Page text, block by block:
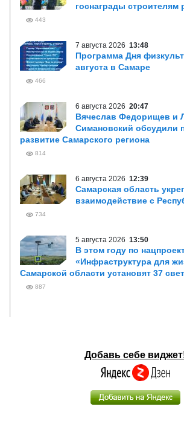
госнаграды строителям
443
7 августа 2026 13:48
Программа Дня
августа в Самаре
466
6 августа 2026 20:47
Вячеслав Федорищев и
Симановский обсудили
развитие Самарского региона
814
6 августа 2026 12:39
Самарская область
взаимодействие с
734
5 августа 2026 13:50
В этом году по
«Инфраструктура для
Самарской области установят 37
887
Добавь себе